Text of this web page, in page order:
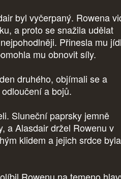
byl vyčerpaný. Rowena
a proto se snažila udělat
Přinesla mu
mu obnovit síly.
druhého, objímali se a
a bojů.
Sluneční paprsky jemně
a Alasdair držel Rowenu v
klidem a jejich srdce byla
Rowenu na temeno